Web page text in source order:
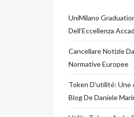
UniMilano
Dell’Eccellenza
Cancellare Notizie
Normative Europee
Token D’utilité:
Blog De Daniele